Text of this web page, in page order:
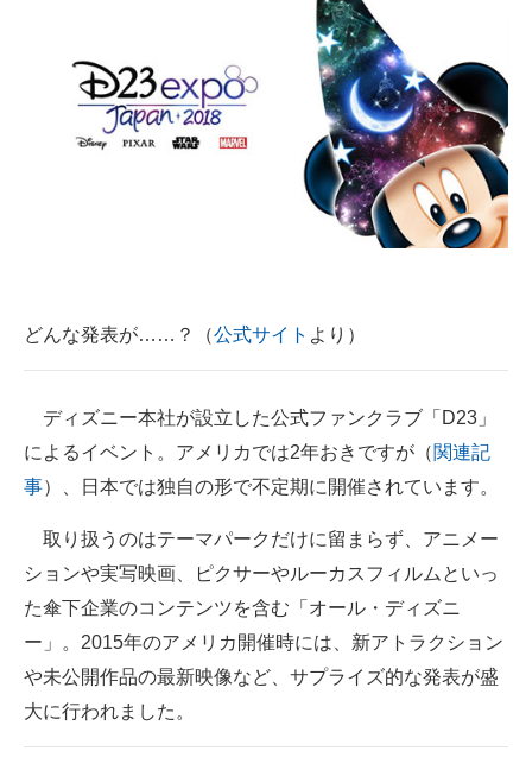
企業ITのトレンドを詳説
経営リーダーのコミュニティ
IT製品の技術・比較・事例
モノづくり技術者専門サイト
エレクトロニクス専門サイト
電子設計の基本と応用
エネルギーの専門メディア
建設×テクノロジーの最前線
ちょっと気になるネットの話題
どんな発表が……？（公式サイト より）
ディズニー本社が設立した公式ファンクラブ「D23」
によるイベント。アメリカでは2年おきですが（関連記
事）、日本では独自の形で不定期に開催されています。
取り扱うのはテーマパークだけに留まらず、アニメー
ションや実写映画、ピクサーやルーカスフィルムといっ
た傘下企業のコンテンツを含む「オール・ディズニ
ー」。2015年のアメリカ開催時には、新アトラクション
や未公開作品の最新映像など、サプライズ的な発表が盛
大に行われました。